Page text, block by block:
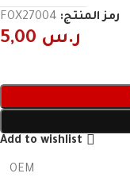
رمز المنتج: FOX27004
ر.س
Add to wishlist
OEM